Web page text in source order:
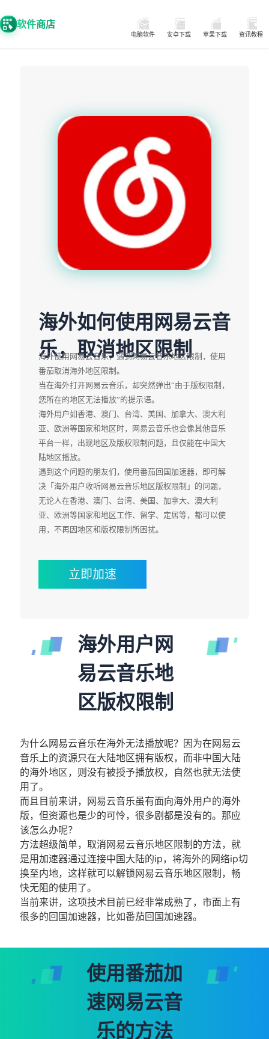
软件商店
电脑软件 安卓下载 苹果下载 资讯教程
海外如何使用网易云音
乐，取消地区限制
海外使用网易云音乐，遇到网易云音乐地区限制，使用
番茄取消海外地区限制。
当在海外打开网易云音乐，却突然弹出“由于版权限制，
您所在的地区无法播放”的提示语。
海外用户如香港、澳门、台湾、美国、加拿大、澳大利
亚、欧洲等国家和地区时，网易云音乐也会像其他音乐
平台一样，出现地区及版权限制问题，且仅能在中国大
陆地区播放。
遇到这个问题的朋友们，使用番茄回国加速器，即可解
决「海外用户收听网易云音乐地区版权限制」的问题，
无论人在香港、澳门、台湾、美国、加拿大、澳大利
亚、欧洲等国家和地区工作、留学、定居等，都可以使
用，不再因地区和版权限制所困扰。
立即加速
海外用户网
易云音乐地
区版权限制
为什么网易云音乐在海外无法播放呢？因为在网易云
音乐上的资源只在大陆地区拥有版权，而非中国大陆
的海外地区，则没有被授予播放权，自然也就无法使
用了。
而且目前来讲，网易云音乐虽有面向海外用户的海外
版，但资源也是少的可怜，很多剧都是没有的。那应
该怎么办呢？
方法超级简单，取消网易云音乐地区限制的方法，就
是用加速器通过连接中国大陆的ip，将海外的网络ip切
换至内地，这样就可以解锁网易云音乐地区限制，畅
快无阻的使用了。
当前来讲，这项技术目前已经非常成熟了，市面上有
很多的回国加速器，比如番茄回国加速器。
使用番茄加
速网易云音
乐的方法